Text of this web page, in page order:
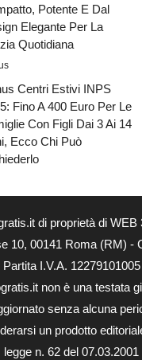
Potente E Dal
Elegante Per La
Quotidiana
Centri Estivi INPS
Fino A 400 Euro Per Le
Con Figli Dai 3 Ai 14
Ecco Chi Può
di proprietà di WEB
10, 00141 Roma (RM) -
Partita I.V.A. 12279101005
non è una testata
senza alcuna
un prodotto
legge n. 62 del 07.03.2001